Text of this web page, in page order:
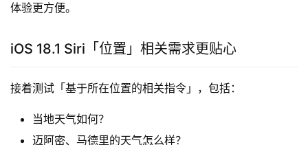
体验更方便。
iOS 18.1 Siri「位置」相关需求更贴心
接着测试「基于所在位置的相关指令」，包括：
当地天气如何？
迈阿密、马德里的天气怎么样？